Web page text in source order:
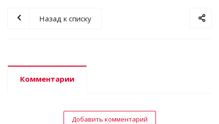
Назад к списку
Комментарии
Добавить комментарий